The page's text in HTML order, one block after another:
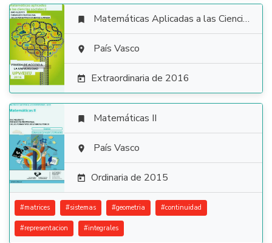

 Matemáticas Aplicadas a las Ciencias Sociales
 País Vasco
 Extraordinaria de 2016

 Matemáticas II
 País Vasco
 Ordinaria de 2015
#matrices #sistemas #geometria #continuidad
#representacion #integrales